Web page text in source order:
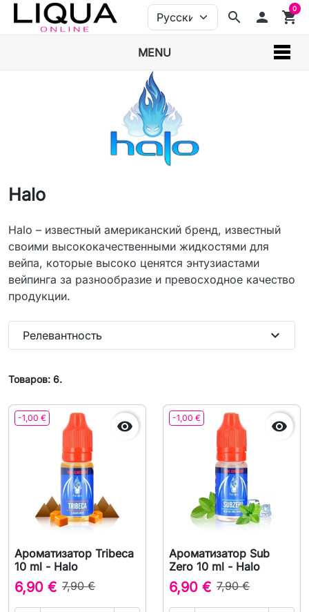
search person shopping_cart
0
MENU
Halo
Halo – известный американский бренд, известный
своими высококачественными жидкостями для
вейпа, которые высоко ценятся энтузиастами
вейпинга за разнообразие и превосходное качество
продукции.
Товаров: 6.
Релевантность expand_more
-1,00 € 
Ароматизатор Tribeca
10 ml - Halo
6,90 € 7,90 €
-1,00 € 
Ароматизатор Sub
Zero 10 ml - Halo
6,90 € 7,90 €